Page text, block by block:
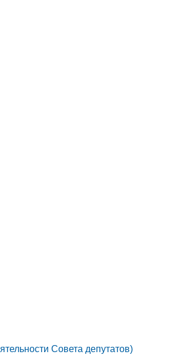
Совета депутатов)